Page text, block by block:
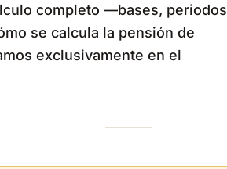
completo —bases, periodos
se calcula la pensión de
exclusivamente en el